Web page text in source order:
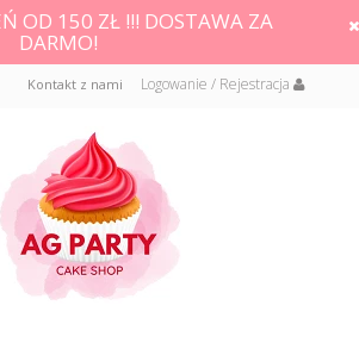
OD 150 ZŁ !!! DOSTAWA ZA
DARMO!
Logowanie / Rejestracja
Kontakt z nami